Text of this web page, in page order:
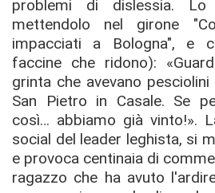
problemi di dislessia.
mettendolo nel girone
impacciati a Bologna", e
faccine che ridono):
grinta che avevano
San Pietro in Casale. Se
così… abbiamo già vinto!».
social del leader leghista, si
e provoca centinaia di
ragazzo che ha avuto